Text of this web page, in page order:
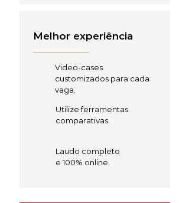
Melhor experiência
Video-cases
customizados para cada
vaga.
Utilize ferramentas
comparativas.
Laudo completo
e 100% online.